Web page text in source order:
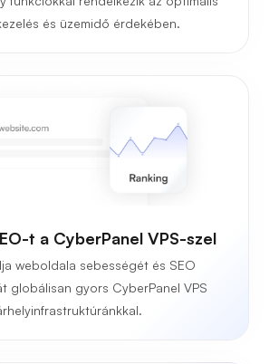
és üzemidő érdekében.
t a CyberPanel VPS-szel
weboldala sebességét és SEO
globálisan gyors CyberPanel VPS